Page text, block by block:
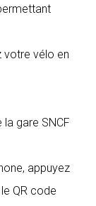
votre vélo en
la gare SNCF
appuyez
QR code